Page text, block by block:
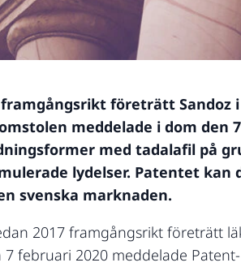
företrätt Sandoz
meddelade i dom den
med tadalafil på
lydelser. Patentet
svenska marknaden.
2017 framgångsrikt företrätt
7 februari 2020 meddelade